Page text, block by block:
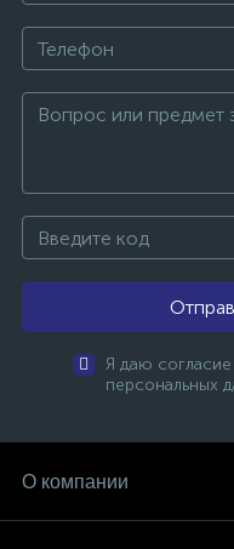
Я даю
персональных
О компании